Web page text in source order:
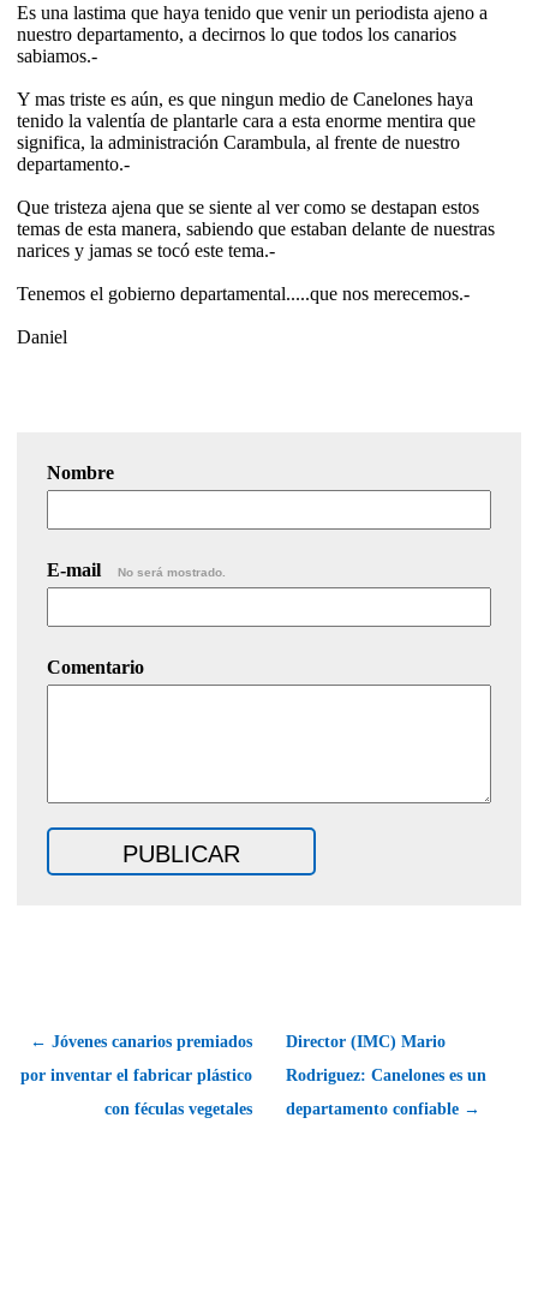
Es una lastima que haya tenido que venir un periodista ajeno a
nuestro departamento, a decirnos lo que todos los canarios
sabiamos.-
Y mas triste es aún, es que ningun medio de Canelones haya
tenido la valentía de plantarle cara a esta enorme mentira que
significa, la administración Carambula, al frente de nuestro
departamento.-
Que tristeza ajena que se siente al ver como se destapan estos
temas de esta manera, sabiendo que estaban delante de nuestras
narices y jamas se tocó este tema.-
Tenemos el gobierno departamental.....que nos merecemos.-
Daniel
Nombre
E-mail No será mostrado.
Comentario
← Jóvenes canarios premiados
por inventar el fabricar plástico
con féculas vegetales
Director (IMC) Mario
Rodriguez: Canelones es un
departamento confiable →